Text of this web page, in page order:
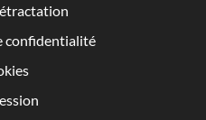
confidentialité